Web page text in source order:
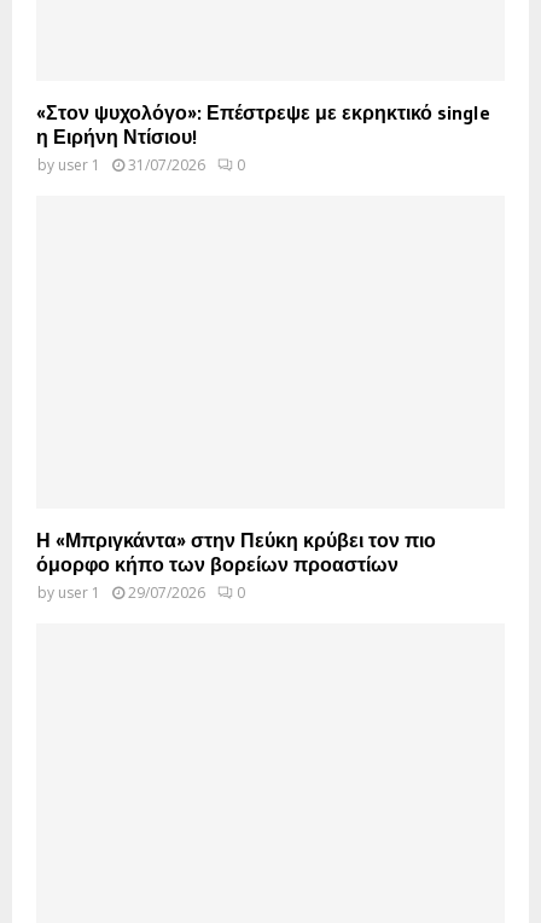
«Στον ψυχολόγο»: Επέστρεψε με εκρηκτικό single
η Ειρήνη Ντίσιου!
by user 1 31/07/2026 0
Η «Μπριγκάντα» στην Πεύκη κρύβει τον πιο
όμορφο κήπο των βορείων προαστίων
by user 1 29/07/2026 0